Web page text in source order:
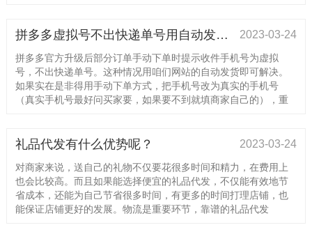
拼多多虚拟号不出快递单号用自动发货即可解决 2023-03-24
拼多多官方升级后部分订单手动下单时提示收件手机号为虚拟
号，不出快递单号。这种情况用咱们网站的自动发货即可解决。
如果实在是非得用手动下单方式，把手机号改为真实的手机号
（真实手机号最好问买家要，如果要不到就填商家自己的），重
礼品代发有什么优势呢？ 2023-03-24
对商家来说，送自己的礼物不仅要花很多时间和精力，在费用上
也会比较高。而且如果能选择便宜的礼品代发，不仅能有效地节
省成本，还能为自己节省很多时间，有更多的时间打理店铺，也
能保证店铺更好的发展。物流是重要环节，靠谱的礼品代发